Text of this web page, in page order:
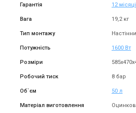
Гарантія 12
Вага 19,2 кг
Тип монтажу
Потужність 1600 Вт
Розміри
Робочий тиск 8 бар
Об`єм 50 л
Матеріал виготовлення